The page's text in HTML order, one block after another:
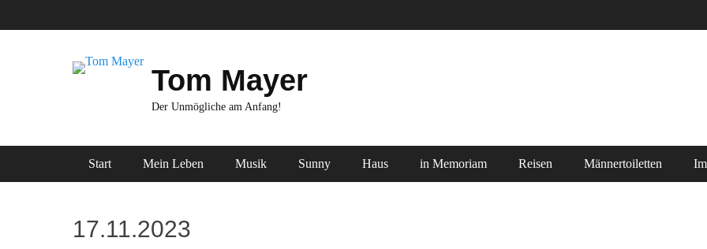
Inhalt
Tom Mayer
Der Unmögliche am Anfang!
Primäres Menü
Start Mein Leben Musik Sunny Haus in Memoriam Reisen Männertoiletten
17.11.2023